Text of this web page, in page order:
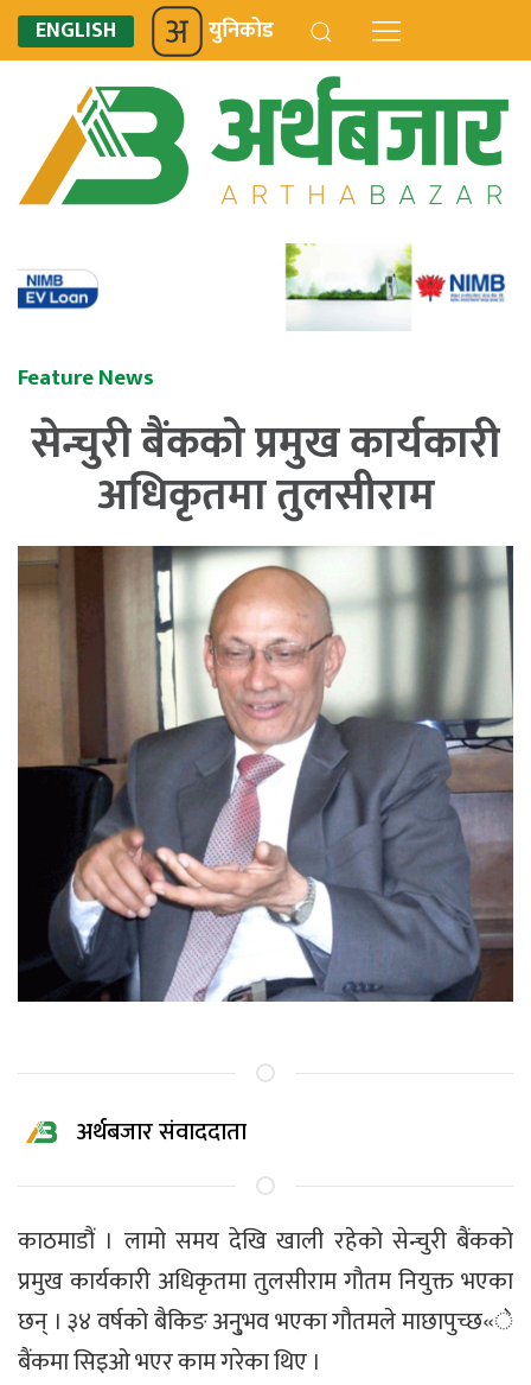
ENGLISH युनिकोड
Feature News
सेन्चुरी बैंकको प्रमुख कार्यकारी
अधिकृतमा तुलसीराम
अर्थबजार संवाददाता
काठमाडौं । लामो समय देखि खाली रहेको सेन्चुरी बैंकको
प्रमुख कार्यकारी अधिकृतमा तुलसीराम गौतम नियुक्त भएका
छन् । ३४ वर्षको बैकिङ अनु्भव भएका गौतमले माछापुच्छ«े
बैंकमा सिइओ भएर काम गरेका थिए ।